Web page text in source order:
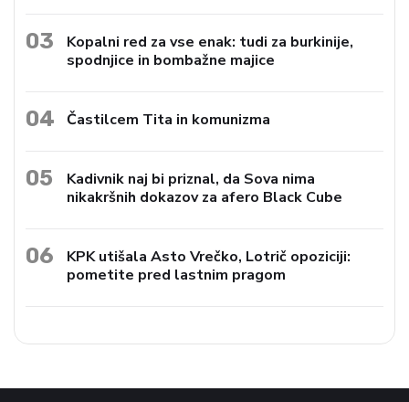
03
Kopalni red za vse enak: tudi za burkinije,
spodnjice in bombažne majice
04 Častilcem Tita in komunizma
05
Kadivnik naj bi priznal, da Sova nima
nikakršnih dokazov za afero Black Cube
06
KPK utišala Asto Vrečko, Lotrič opoziciji:
pometite pred lastnim pragom